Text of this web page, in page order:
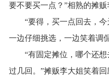
要不要买一点？”相熟的摊贩
“要得，买一点回去，今
一边仔细挑选，一边笑着调
“有固定摊位，哪个还想
过几回。”摊贩李大姐笑着回